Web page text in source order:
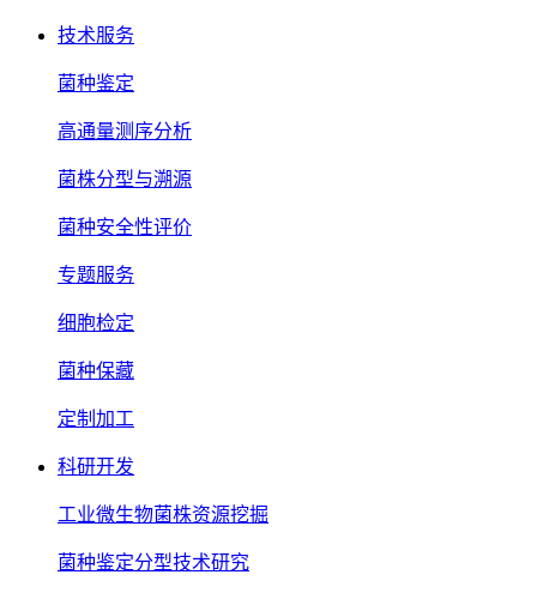
技术服务
菌种鉴定
高通量测序分析
菌株分型与溯源
菌种安全性评价
专题服务
细胞检定
菌种保藏
定制加工
科研开发
工业微生物菌株资源挖掘
菌种鉴定分型技术研究